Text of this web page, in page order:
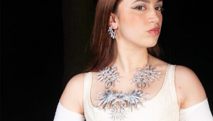
MANOIR DE KEROUAL
Samedi 04 juillet